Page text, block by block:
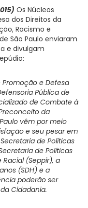
Os Núcleos
dos Direitos da
Racismo e
São Paulo enviaram
e divulgam
Promoção e Defesa
Pública de
de Combate à
da
vêm por meio
e seu pesar em
de Políticas
de Políticas
(Seppir), a
(SDH) e a
poderão ser
Cidadania.